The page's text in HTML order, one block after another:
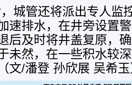
城管还将派出专人监
速排水，在井旁设置
后及时将井盖复原，
未然，在一些积水较
文/潘登 孙欣展 吴希